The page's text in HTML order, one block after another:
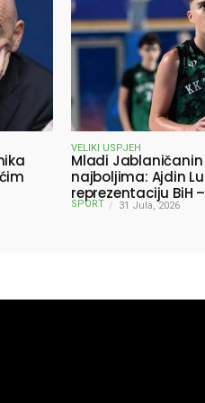
VELIKI USPJEH
Mladi
najboljima: Ajdin
reprezentaciju BiH
BiH na Slovenia Ball
SPORT 31 Jula, 2026